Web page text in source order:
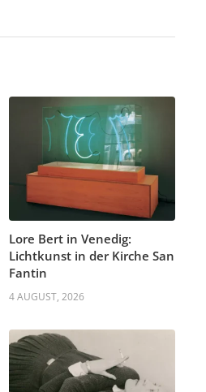
Lore Bert in Venedig:
Lichtkunst in der Kirche San
Fantin
4 AUGUST, 2026